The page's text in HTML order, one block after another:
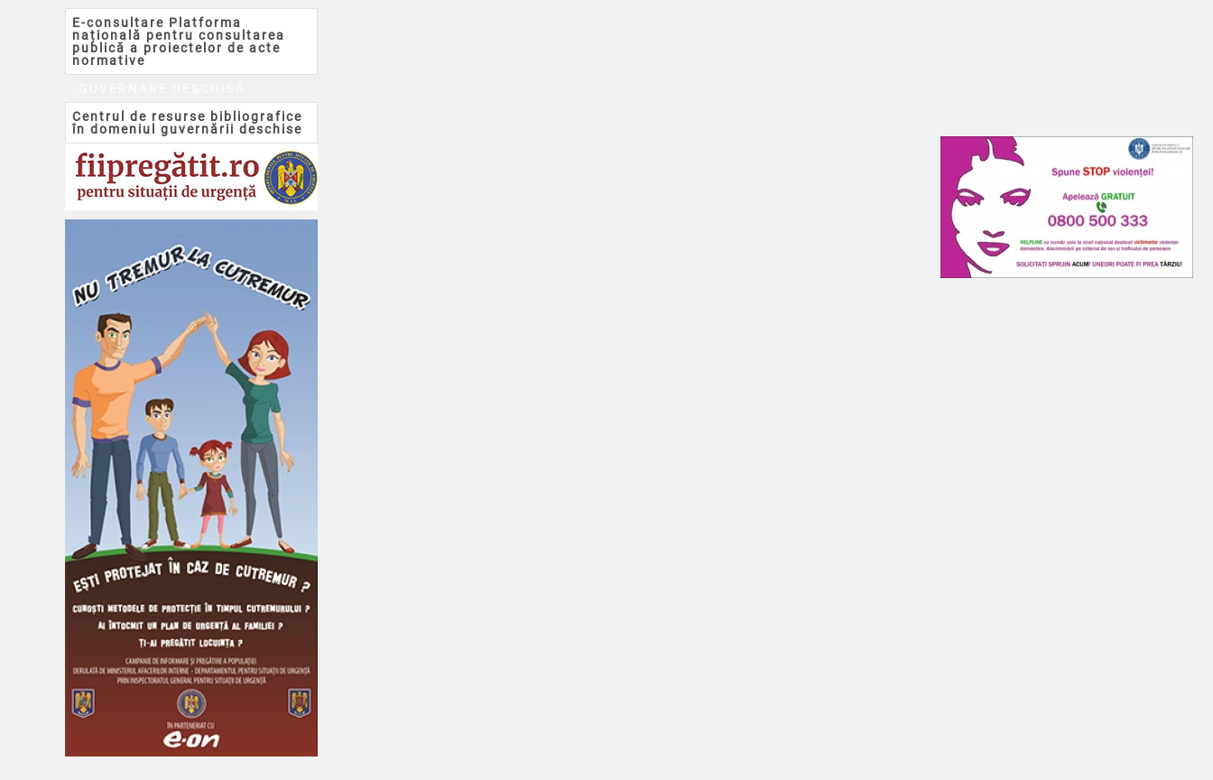
E-consultare Platforma
națională pentru consultarea
publică a proiectelor de acte
normative
Centrul de resurse bibliografice
în domeniul guvernării deschise